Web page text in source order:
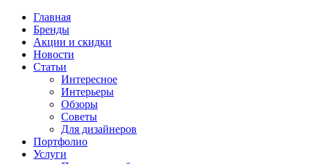
Главная
Бренды
Акции и скидки
Новости
Статьи
Интересное
Интерьеры
Обзоры
Советы
Для дизайнеров
Портфолио
Услуги